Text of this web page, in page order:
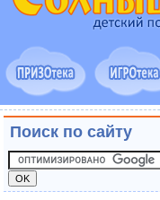
Поиск по сайту